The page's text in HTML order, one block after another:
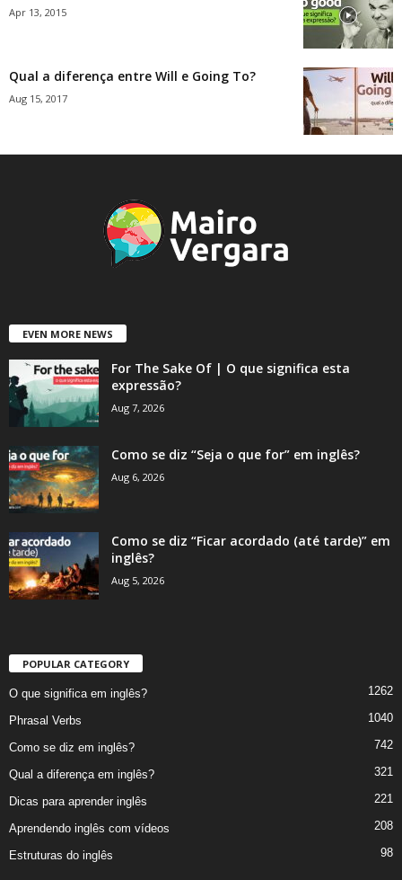
Apr 13, 2015
Qual a diferença entre Will e Going To?
Aug 15, 2017
EVEN MORE NEWS
For The Sake Of | O que significa esta
expressão?
Aug 7, 2026
Como se diz “Seja o que for” em inglês?
Aug 6, 2026
Como se diz “Ficar acordado (até tarde)” em
inglês?
Aug 5, 2026
POPULAR CATEGORY
O que significa em inglês? 1262
Phrasal Verbs 1040
Como se diz em inglês? 742
Qual a diferença em inglês? 321
Dicas para aprender inglês 221
Aprendendo inglês com vídeos 208
Estruturas do inglês 98